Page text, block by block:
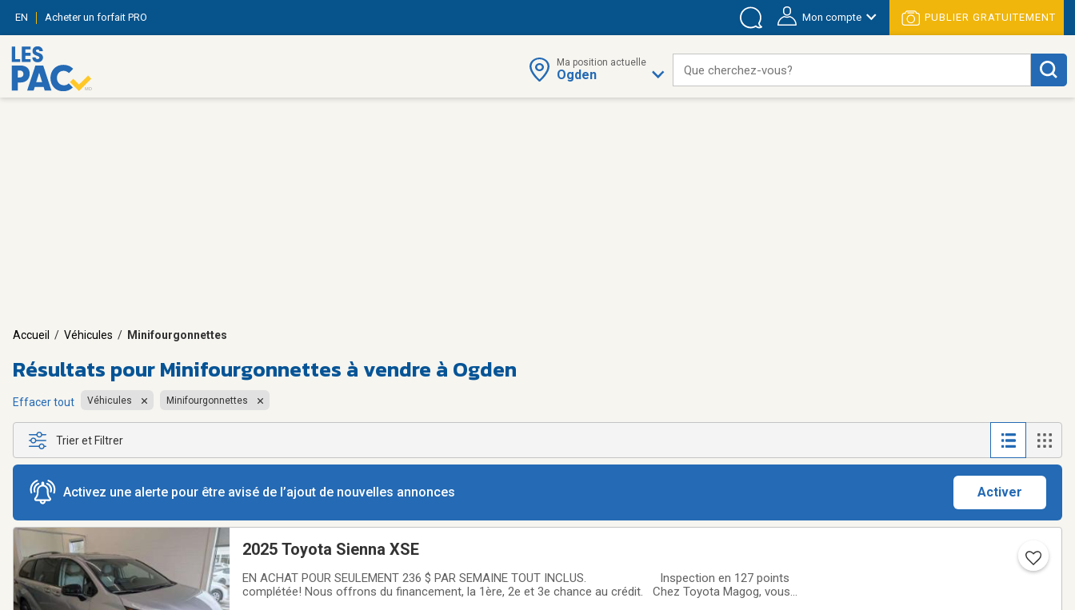
EN Acheter un forfait PRO Mon compte PUBLIER GRATUITEMENT
Ma position actuelle
Ogden Que cherchez-vous?
Accueil / Véhicules / Minifourgonnettes
Résultats pourMinifourgonnettes à vendre à Ogden
Effacer tout Véhicules Minifourgonnettes
Trier et Filtrer
Activez une alerte pour être avisé de l’ajout de nouvelles annonces Activer
2025 Toyota Sienna XSE
EN ACHAT POUR SEULEMENT 236 $ PAR SEMAINE TOUT INCLUS. Inspection en 127 points
complétée! Nous offrons du financement, la 1ère, 2e et 3e chance au crédit. Chez Toyota Magog, vous